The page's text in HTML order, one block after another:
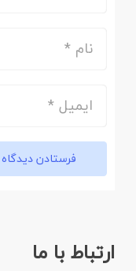
فرستادن دیدگاه
ارتباط با ما